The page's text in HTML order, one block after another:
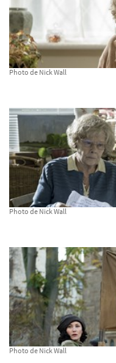
Photo de Nick Wall
Photo de Nick Wall
Photo de Nick Wall